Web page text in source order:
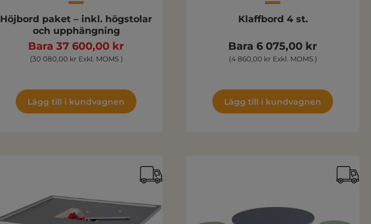
Höjbord paket – inkl. högstolar
och upphängning
Bara 37 600,00 kr
(30 080,00 kr Exkl. MOMS )
Lägg till i kundvagnen
Klaffbord 4 st.
Bara 6 075,00 kr
(4 860,00 kr Exkl. MOMS )
Lägg till i kundvagnen